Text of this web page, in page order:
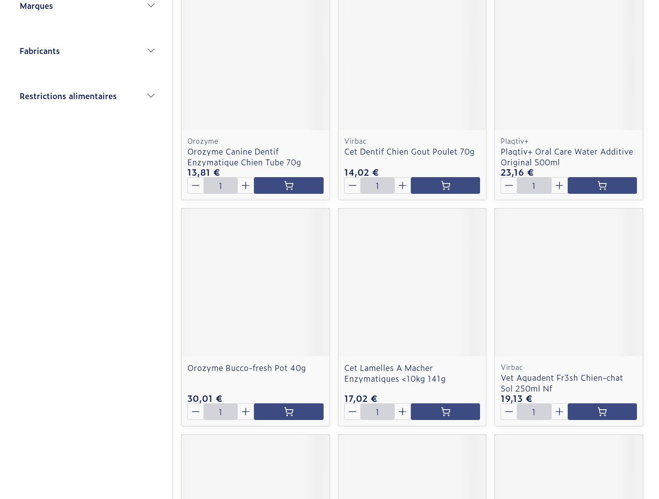
Marques
Fabricants
Restrictions alimentaires
Orozyme
Orozyme Canine Dentif
Enzymatique Chien Tube 70g
13,81 €
Quantité
Virbac
Cet Dentif Chien Gout Poulet 70g
14,02 €
Quantité
Plaqtiv+
Plaqtiv+ Oral Care Water Additive
Original 500ml
23,16 €
Quantité
Orozyme Bucco-fresh Pot 40g
30,01 €
Quantité
Cet Lamelles A Macher
Enzymatiques <10kg 141g
17,02 €
Quantité
Virbac
Vet Aquadent Fr3sh Chien-chat
Sol 250ml Nf
19,13 €
Quantité